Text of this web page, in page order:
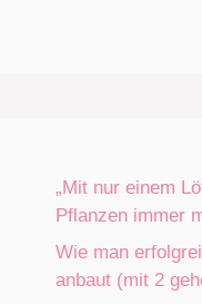
„Mit nur einem
Pflanzen immer
Wie man
anbaut (mit 2